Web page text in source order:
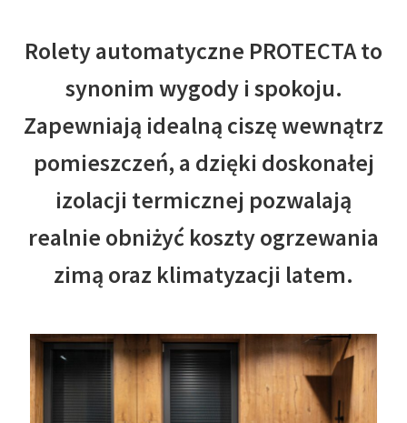
Rolety automatyczne PROTECTA to
synonim wygody i spokoju.
Zapewniają idealną ciszę wewnątrz
pomieszczeń, a dzięki doskonałej
izolacji termicznej pozwalają
realnie obniżyć koszty ogrzewania
zimą oraz klimatyzacji latem.